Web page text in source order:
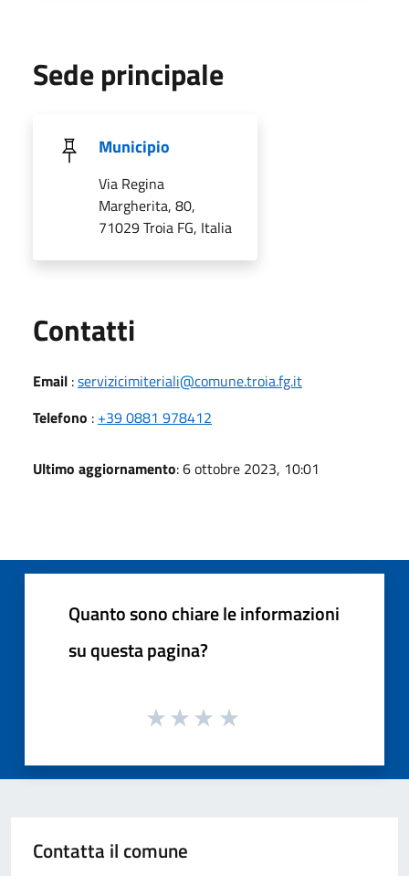
Sede principale
Municipio
Via Regina
Margherita, 80,
71029 Troia FG, Italia
Contatti
Email :servizicimiteriali@comune.troia.fg.it
Telefono : +39 0881 978412
Ultimo aggiornamento: 6 ottobre 2023, 10:01
Quanto sono chiare le informazioni
su questa pagina?
Contatta il comune